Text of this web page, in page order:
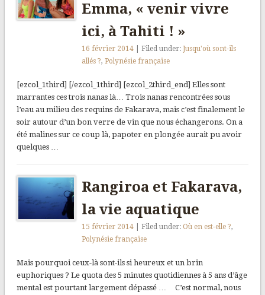
Emma, « venir vivre
ici, à Tahiti ! »
16 février 2014 | Filed under:Jusqu'où sont-ils
allés ?,Polynésie française
[ezcol_1third] [/ezcol_1third] [ezcol_2third_end] Elles sont
marrantes ces trois nanas là… Trois nanas rencontrées sous
l’eau au milieu des requins de Fakarava, mais c’est finalement le
soir autour d’un bon verre de vin que nous échangerons. On a
été malines sur ce coup là, papoter en plongée aurait pu avoir
quelques …
Rangiroa et Fakarava,
la vie aquatique
15 février 2014 | Filed under: Où en est-elle ?,
Polynésie française
Mais pourquoi ceux-là sont-ils si heureux et un brin
euphoriques ? Le quota des 5 minutes quotidiennes à 5 ans d’âge
mental est pourtant largement dépassé … C’est normal, nous